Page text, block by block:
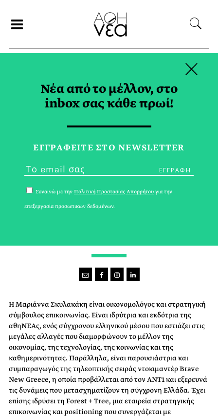
ΜΑΡΙΑΝΝΑ ΣΚΥΛΑΚΑΚΗ
Η Μαριάννα Σκυλακάκη είναι οικονομολόγος και στρατηγική
σύμβουλος επικοινωνίας. Είναι ιδρύτρια και εκδότρια της
αθηΝΕΑς, ενός σύγχρονου ελληνικού μέσου που εστιάζει στις
μεγάλες αλλαγές που διαμορφώνουν το μέλλον της
οικονομίας, της τεχνολογίας, της κοινωνίας και της
καθημερινότητας. Παράλληλα, είναι παρουσιάστρια και
συμπαραγωγός της τηλεοπτικής σειράς ντοκιμαντέρ Brave
New Greece, η οποία προβάλλεται από τον ANT1 και εξερευνά
τις δυνάμεις που μετασχηματίζουν τη σύγχρονη Ελλάδα. Έχει
επίσης ιδρύσει τη Forest + Tree, μια εταιρεία στρατηγικής
επικοινωνίας και positioning που συνεργάζεται με
Νέα από το μέλλον, στο
inbox σας κάθε πρωί!
ΕΓΓPΑΦΕΙΤΕ ΣΤΟ NEWSLETTER
Συναινώ με την Πολιτική Προστασίας Απορρήτου για την
επεξεργασία προσωπικών δεδομένων.
×